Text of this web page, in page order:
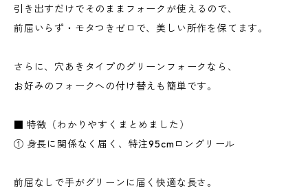
引き出すだけでそのままフォークが使えるので、
前屈いらず・モタつきゼロで、美しい所作を保てます。
さらに、穴あきタイプのグリーンフォークなら、
お好みのフォークへの付け替えも簡単です。
■ 特徴（わかりやすくまとめました）
① 身長に関係なく届く、特注95cmロングリール
前屈なしで手がグリーンに届く快適な長さ。